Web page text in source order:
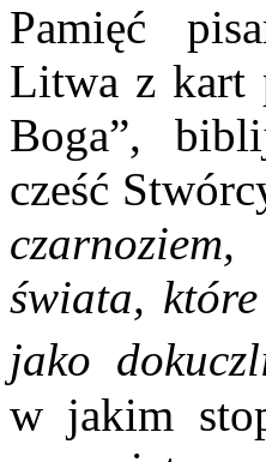
Pamięć
Litwa z kart
Boga”,
cześć
świata,
jako
w jakim